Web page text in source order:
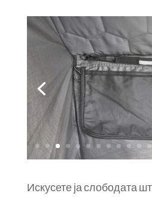
Искусете ја слободата